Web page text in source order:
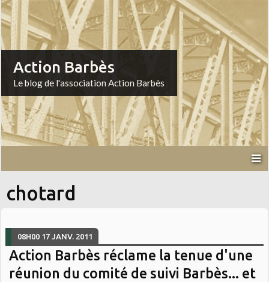
Action Barbès
Le blog de l'association Action Barbès
chotard
08H00 17 JANV. 2011
Action Barbès réclame la tenue d'une
réunion du comité de suivi Barbès... et